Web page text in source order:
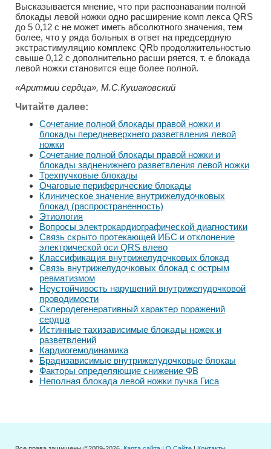
Высказывается мнение, что при распознавании полной
блокады левой ножки одно расширение комп лекса QRS
до 5 0,12 с не может иметь абсолютного значения, тем
более, что у ряда больных в ответ на предсердную
экстрастимуляцию комплекс QRb продолжительностью
свыше 0,12 с дополнительно расши ряется, т. е блокада
левой ножки становится еще более полной.
«Аритмии сердца», М.С.Кушаковский
Читайте далее:
Сочетание полной блокады правой ножки и
блокады передневерхнего разветвления левой
ножки
Сочетание полной блокады правой ножки и
блокады задненижнего разветвления левой ножки
Трехпучковые блокады
Очаговые периферические блокады
Клиническое значение внутрижелудочковых
блокад (распространенность)
Этиология
Вопросы электрокардиографической диагностики
Связь скрыто протекающей ИБС и отклонение
электрической оси QRS влево
Классификация внутрижелудочковых блокад
Связь внутрижелудочковых блокад с острым
ревматизмом
Неустойчивость нарушений внутрижелудочковой
проводимости
Склеродегенеративный характер поражений
сердца
Истинные тахизависимые блокады ножек и
разветвлений
Кардиогемодинамика
Брадизависимые внутрижелудочковые блокаы
Факторы определяющие снижение ФВ
Неполная блокада левой ножки пучка Гиса